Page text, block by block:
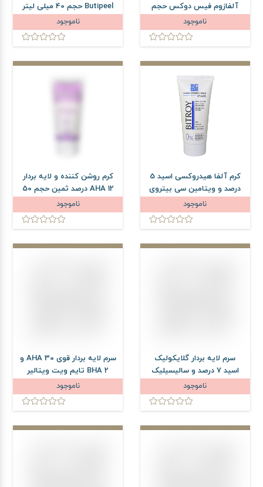
آلفازوم فیس دوکس حجم
ناموجود
Butipeel حجم 40 میلی لیتر
ناموجود
کرم آلفا هیدروکسی اسید 5
درصد و ویتامین سی بیتروی
ناموجود
کرم روشن کننده و لایه بردار
AHA 12 درصد ثمین حجم 50
میلی لیتر
ناموجود
سرم لایه بردار گلایکولیک
اسید 7 درصد و سالیسیلیک
اسید 2 درصد تایم ویت
ویتالیر حجم 30 میلی لیتر
ناموجود
سرم لایه بردار قوی AHA 30 و
BHA 2 تایم ویت ویتالیر
ناموجود